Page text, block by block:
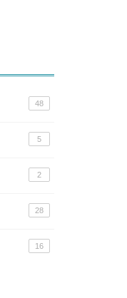
48
5
2
28
16